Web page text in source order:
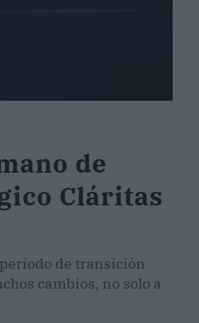
de
Cláritas
de transición
cambios, no solo a